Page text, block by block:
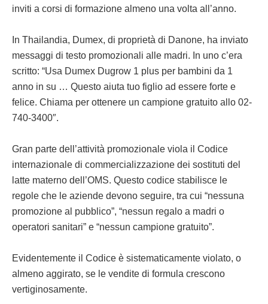
inviti a corsi di formazione almeno una volta all’anno.
In Thailandia, Dumex, di proprietà di Danone, ha inviato
messaggi di testo promozionali alle madri. In uno c’era
scritto: “Usa Dumex Dugrow 1 plus per bambini da 1
anno in su … Questo aiuta tuo figlio ad essere forte e
felice. Chiama per ottenere un campione gratuito allo 02-
740-3400″.
Gran parte dell’attività promozionale viola il Codice
internazionale di commercializzazione dei sostituti del
latte materno dell’OMS. Questo codice stabilisce le
regole che le aziende devono seguire, tra cui “nessuna
promozione al pubblico”, “nessun regalo a madri o
operatori sanitari” e “nessun campione gratuito”.
Evidentemente il Codice è sistematicamente violato, o
almeno aggirato, se le vendite di formula crescono
vertiginosamente.